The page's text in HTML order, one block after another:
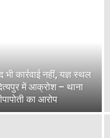
कार्रवाई नहीं, यज्ञ स्थल
में आक्रोश – थाना
का आरोप